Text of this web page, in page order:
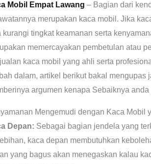
Mobil Empat Lawang – Bagian dari
merupakan kaca mobil. Jika
kurangi tingkat keamanan serta
memercayakan pembetulan atau
kaca mobil yang ahli serta
dalam, artikel berikut bakal
argumen kenapa Sebaiknya
Mengemudi dengan Kaca Mobil
Depan: Sebagai bagian jendela yang
kaca depan membutuhkan
yang bagus akan menegaskan kalau